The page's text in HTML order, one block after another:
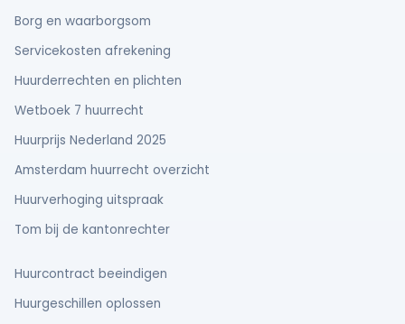
Borg en waarborgsom
Servicekosten afrekening
Huurderrechten en plichten
Wetboek 7 huurrecht
Huurprijs Nederland 2025
Amsterdam huurrecht overzicht
Huurverhoging uitspraak
Tom bij de kantonrechter
Huurcontract beeindigen
Huurgeschillen oplossen